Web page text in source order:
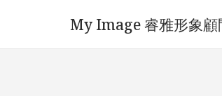
My Image 睿雅形象顧